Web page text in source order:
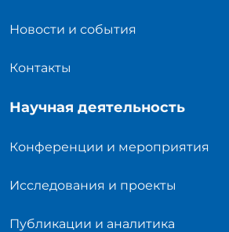
Новости и события
Контакты
Научная деятельность
Конференции и мероприятия
Исследования и проекты
Публикации и аналитика